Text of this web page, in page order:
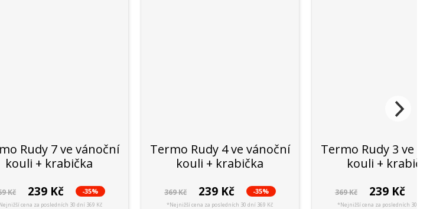
Rudy 7 ve vánoční
kouli + krabička
Kč 239 Kč -35%
cena za posledních 30 dní 369 Kč
Termo Rudy 4 ve vánoční
kouli + krabička
369 Kč 239 Kč -35%
*Nejnižší cena za posledních 30 dní 369 Kč
Termo Rudy 3 ve
kouli + krabička
369 Kč 239 Kč
*Nejnižší cena za posledních 30 dní 369 Kč